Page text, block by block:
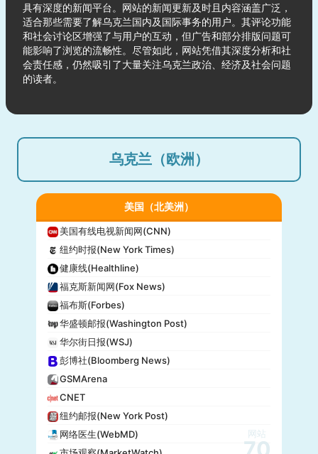
具有深度的新闻平台。网站的新闻更新及时且内容涵盖广泛，
适合那些需要了解乌克兰国内及国际事务的用户。其评论功能
和社会讨论区增强了与用户的互动，但广告和部分排版问题可
能影响了浏览的流畅性。尽管如此，网站凭借其深度分析和社
会责任感，仍然吸引了大量关注乌克兰政治、经济及社会问题
的读者。
乌克兰（欧洲）
美国（北美洲）
美国有线电视新闻网(CNN)
纽约时报(New York Times)
健康线(Healthline)
福克斯新闻网(Fox News)
福布斯(Forbes)
华盛顿邮报(Washington Post)
华尔街日报(WSJ)
彭博社(Bloomberg News)
GSMArena
CNET
纽约邮报(New York Post)
网络医生(WebMD)
网站
70